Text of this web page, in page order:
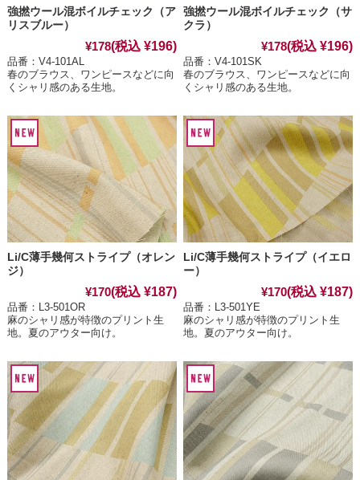
強撚ウール混ボイルチェック（ア
リスブルー）
¥178(税込 ¥196)
品番：V4-101AL
春のブラウス、ワンピースなどに向
くシャリ感のある生地。
強撚ウール混ボイルチェック（サ
クラ）
¥178(税込 ¥196)
品番：V4-101SK
春のブラウス、ワンピースなどに向
くシャリ感のある生地。
Li/C薄手幾何ストライプ（オレン
ジ）
¥170(税込 ¥187)
品番：L3-501OR
麻のシャリ感が特徴のプリント生
地。夏のアウター向け。
Li/C薄手幾何ストライプ（イエロ
ー）
¥170(税込 ¥187)
品番：L3-501YE
麻のシャリ感が特徴のプリント生
地。夏のアウター向け。